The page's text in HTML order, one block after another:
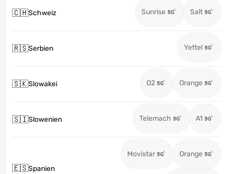
🇨🇭Schweiz Sunrise Salt
🇷🇸Serbien Yettel
🇸🇰Slowakei O2 Orange
🇸🇮Slowenien Telemach A1
🇪🇸Spanien
Movistar Orange